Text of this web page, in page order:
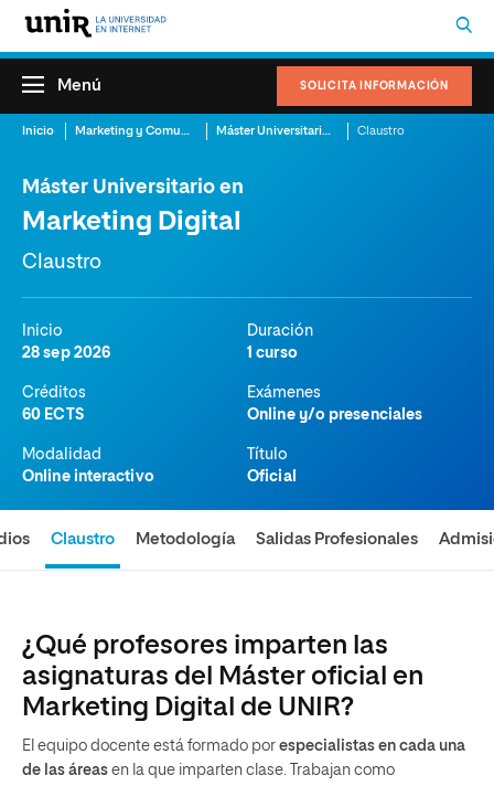
SOLICITA INFORMACIÓN
Menú
Inicio Marketing y Comunicación Máster Universitario en Marketing Digital Claustro
Máster Universitario en
Marketing Digital
Claustro
Inicio
28 sep 2026
Duración
1 curso
Créditos
60 ECTS
Exámenes
Online y/o presenciales
Modalidad
Online interactivo
Título
Oficial
Claustro Metodología Salidas Profesionales
¿Qué profesores imparten las
asignaturas del Máster oficial en
Marketing Digital de UNIR?
El equipo docente está formado por especialistas en cada una
de las áreas en la que imparten clase. Trabajan como